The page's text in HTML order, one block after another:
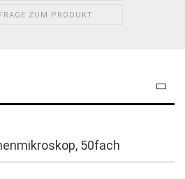
FRAGE ZUM PRODUKT
50fach